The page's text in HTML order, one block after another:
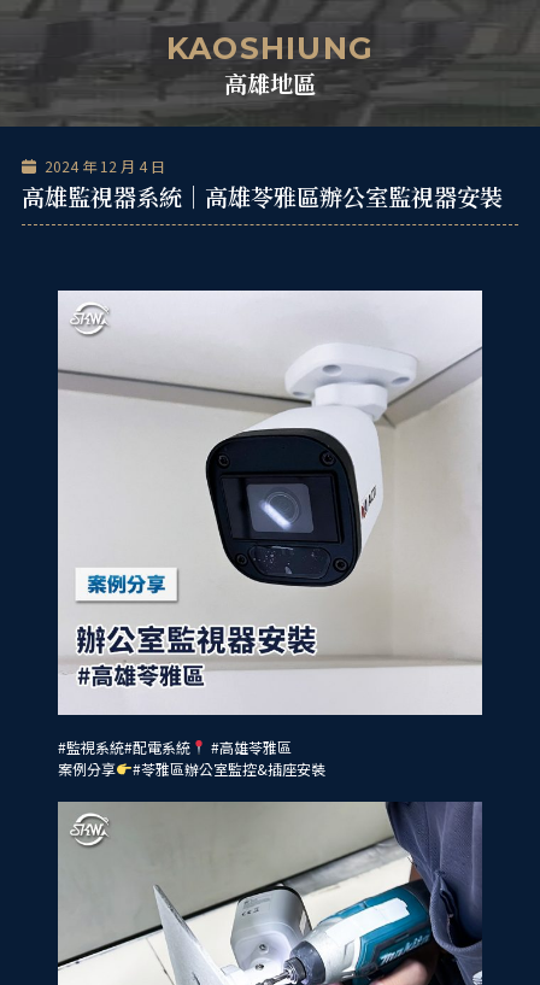
主
要
內
單 KAOSHIUNG
高雄地區
2024 年 12 月 4 日
高雄監視器系統｜高雄苓雅區辦公室監視器安裝
#監視系統#配電系統
#高雄苓雅區
案例分享
#苓雅區辦公室監控&插座安裝